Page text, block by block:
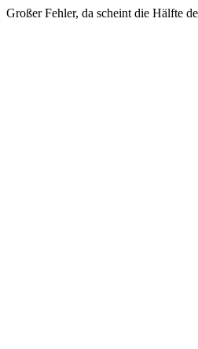
Großer Fehler, da scheint die Hälfte